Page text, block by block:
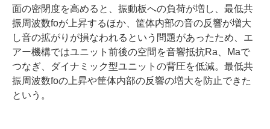
面の密閉度を高めると、振動板への負荷が増し、最低共
振周波数foが上昇するほか、筐体内部の音の反響が増大
し音の拡がりが損なわれるという問題があったため、エ
アー機構ではユニット前後の空間を音響抵抗Ra、Maで
つなぎ、ダイナミック型ユニットの背圧を低減。最低共
振周波数foの上昇や筐体内部の反響の増大を防止できた
という。